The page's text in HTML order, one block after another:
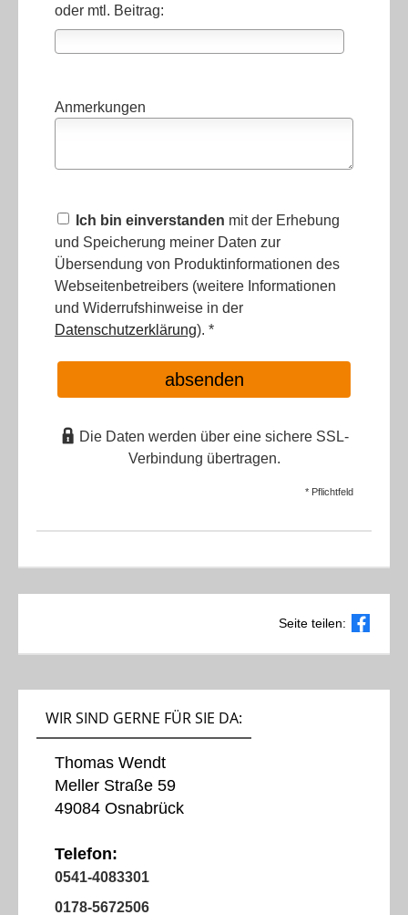
oder mtl. Beitrag:
Anmerkungen
Ich bin einverstanden mit der Erhebung
und Speicherung meiner Daten zur
Übersendung von Produktinformationen des
Webseitenbetreibers (weitere Informationen
und Widerrufshinweise in der
Datenschutzerklärung). *
absenden
Die Daten werden über eine sichere SSL-
Verbindung übertragen.
* Pflichtfeld
Seite teilen:
WIR SIND GERNE FÜR SIE DA:
Thomas Wendt
Meller Straße 59
49084 Osnabrück
Telefon:
0541-4083301
0178-5672506